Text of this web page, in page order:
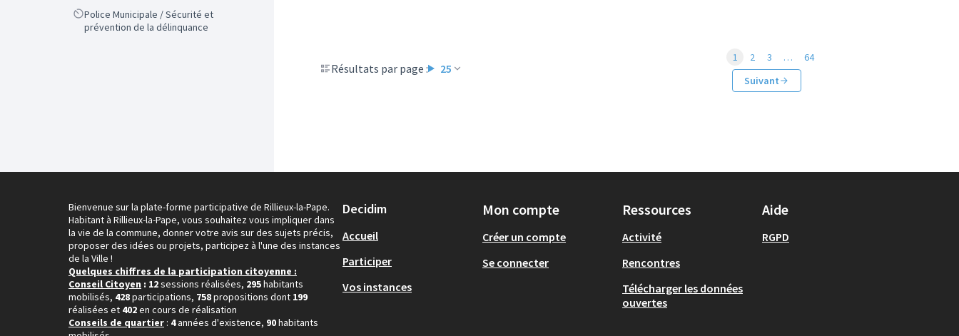
Scope
Police Municipale / Sécurité et
prévention de la délinquance
Résultats par page : 25
1 2 3 …
64
Suivant
Bienvenue sur la plate-forme participative de Rillieux-la-Pape.
Habitant à Rillieux-la-Pape, vous souhaitez vous impliquer dans
la vie de la commune, donner votre avis sur des sujets précis,
proposer des idées ou projets, participez à l'une des instances
de la Ville !
Quelques chiffres de la participation citoyenne :
Conseil Citoyen : 12sessions réalisées, 295habitants
mobilisés, 428participations, 758propositions dont 199
réalisées et 402en cours de réalisation
Conseils de quartier : 4années d'existence, 90habitants
Decidim
Accueil
Participer
Vos instances
Mon compte
Créer un compte
Se connecter
Ressources
Activité
Rencontres
Télécharger les données
ouvertes
Aide
RGPD